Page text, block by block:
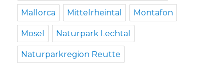
Mallorca Mittelrheintal Montafon
Mosel Naturpark Lechtal
Naturparkregion Reutte